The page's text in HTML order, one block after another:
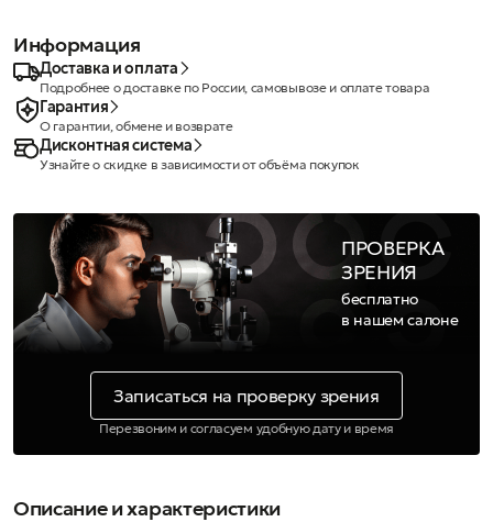
Информация
Доставка и оплата
Подробнее о доставке по России, самовывозе и оплате товара
Гарантия
О гарантии, обмене и возврате
Дисконтная система
Узнайте о скидке в зависимости от объёма покупок
ПРОВЕРКА
ЗРЕНИЯ
бесплатно
в нашем салоне
Записаться на проверку зрения
Перезвоним и согласуем удобную дату и время
Описание и характеристики